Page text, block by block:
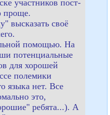
участников пост-
проще.
высказать своё
помощью. На
потенциальные
для хорошей
полемики
языка нет. Все
это,
ребята...). А